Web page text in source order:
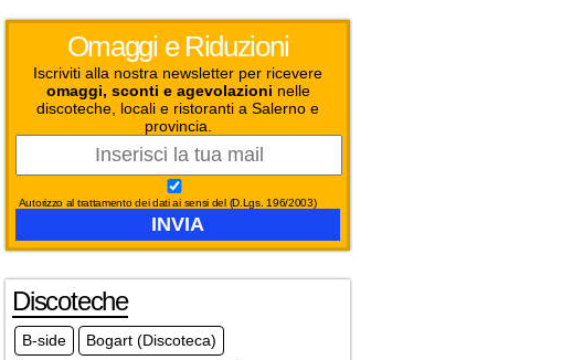
Omaggi e Riduzioni
Iscriviti alla nostra newsletter per ricevere
omaggi, sconti e agevolazioni nelle
discoteche, locali e ristoranti a Salerno e
provincia.
Autorizzo al trattamento dei dati ai sensi del (D.Lgs. 196/2003)
Discoteche
B-side
Bogart (Discoteca)